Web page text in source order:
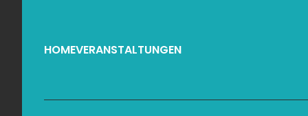
HOMEVERANSTALTUNGEN